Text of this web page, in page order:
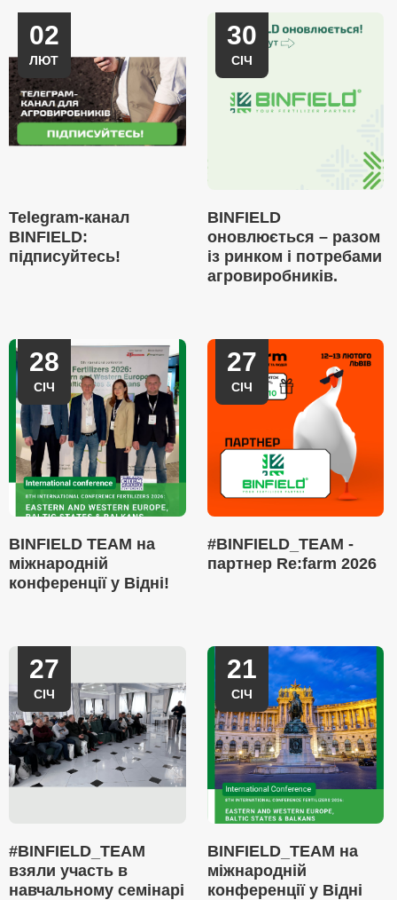
02
ЛЮТ
Telegram-канал
BINFIELD:
підписуйтесь!
30
СІЧ
BINFIELD
оновлюється – разом
із ринком і потребами
агровиробників.
28
СІЧ
BINFIELD TEAM на
міжнародній
конференції у Відні!
27
СІЧ
#BINFIELD_TEAM -
партнер Re:farm 2026
27
СІЧ
#BINFIELD_TEAM
взяли участь в
навчальному семінарі
21
СІЧ
BINFIELD_TEAM на
міжнародній
конференції у Відні